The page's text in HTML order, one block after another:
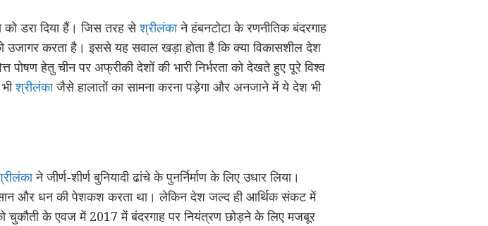
डरा दिया हैं। जिस तरह सेश्रीलंकाने हंबनटोटा के रणनीतिक बंदरगाह
उजागर करता है। इससे यह सवाल खड़ा होता है कि क्या विकासशील देश
पोषण हेतु चीन पर अफ्रीकी देशों की भारी निर्भरता को देखते हुए पूरे विश्व
भीश्रीलंकाजैसे हालातों का सामना करना पड़ेगा और अनजाने में ये देश भी
ने जीर्ण-शीर्ण बुनियादी ढांचे के पुनर्निर्माण के लिए उधार लिया।
और धन की पेशकश करता था। लेकिन देश जल्द ही आर्थिक संकट में
चुकौती के एवज में 2017 में बंदरगाह पर नियंत्रण छोड़ने के लिए मजबूर